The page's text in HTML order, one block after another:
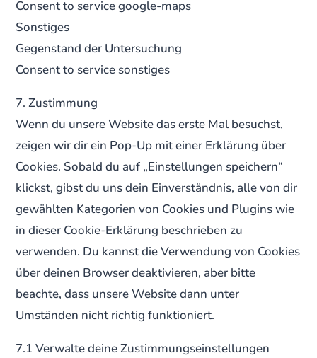
Consent to service google-maps
Sonstiges
Gegenstand der Untersuchung
Consent to service sonstiges
7. Zustimmung
Wenn du unsere Website das erste Mal besuchst,
zeigen wir dir ein Pop-Up mit einer Erklärung über
Cookies. Sobald du auf „Einstellungen speichern“
klickst, gibst du uns dein Einverständnis, alle von dir
gewählten Kategorien von Cookies und Plugins wie
in dieser Cookie-Erklärung beschrieben zu
verwenden. Du kannst die Verwendung von Cookies
über deinen Browser deaktivieren, aber bitte
beachte, dass unsere Website dann unter
Umständen nicht richtig funktioniert.
7.1 Verwalte deine Zustimmungseinstellungen